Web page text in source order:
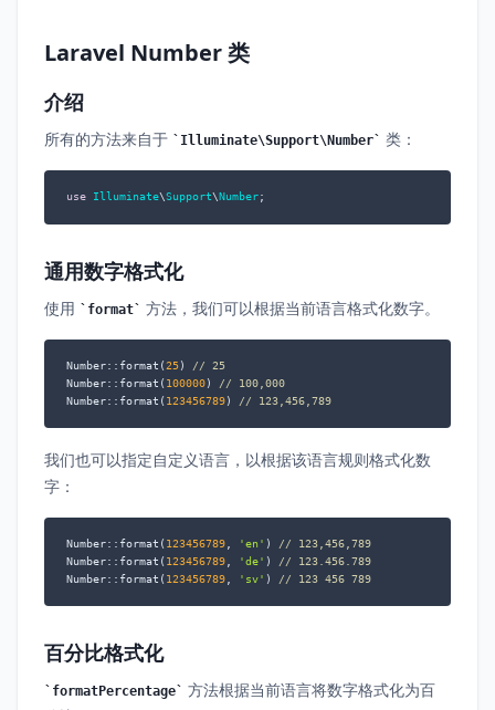
Laravel Number 类
介绍
所有的方法来自于 Illuminate\Support\Number 类：
use Illuminate\Support\Number;
通用数字格式化
使用 format 方法，我们可以根据当前语言格式化数字。
Number::format(25)
// 25
Number::format( 100000)
// 100,000
Number::format( 123456789) // 123,456,789
我们也可以指定自定义语言，以根据该语言规则格式化数
字：
Number::format( 123456789, 'en' )
// 123,456,789
Number::format( 123456789, 'de' )
// 123.456.789
Number::format( 123456789, 'sv' ) // 123 456 789
百分比格式化
formatPercentage
方法根据当前语言将数字格式化为百